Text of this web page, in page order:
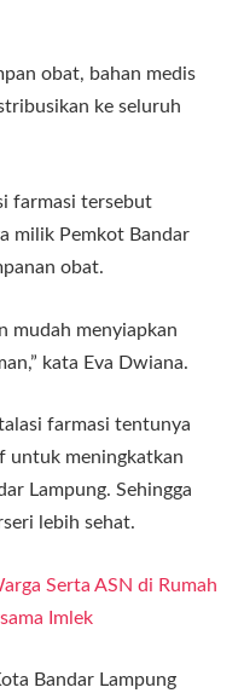
obat, bahan medis
ke seluruh
farmasi tersebut
milik Pemkot Bandar
obat.
mudah menyiapkan
kata Eva Dwiana.
farmasi tentunya
untuk meningkatkan
Lampung. Sehingga
lebih sehat.
Serta ASN di Rumah
Imlek
Bandar Lampung